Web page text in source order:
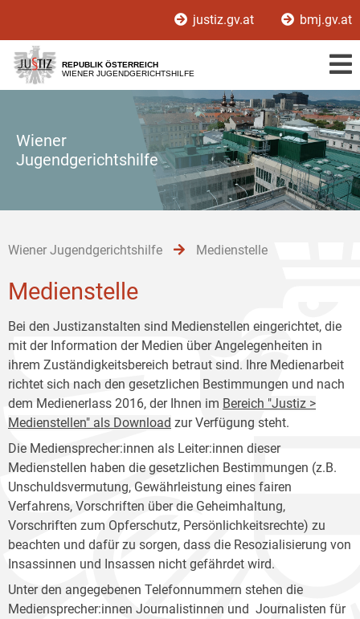
[1]
[2]
[3]
justiz.gv.at bmj.gv.at
REPUBLIK ÖSTERREICH
WIENER JUGENDGERICHTSHILFE
Wiener
Jugendgerichtshilfe
Wiener Jugendgerichtshilfe Medienstelle
Medienstelle
Bei den Justizanstalten sind Medienstellen eingerichtet, die
mit der Information der Medien über Angelegenheiten in
ihrem Zuständigkeitsbereich betraut sind. Ihre Medienarbeit
richtet sich nach den gesetzlichen Bestimmungen und nach
dem Medienerlass 2016, der Ihnen im Bereich "Justiz >
Medienstellen" als Download zur Verfügung steht.
Die Mediensprecher:innen als Leiter:innen dieser
Medienstellen haben die gesetzlichen Bestimmungen (z.B.
Unschuldsvermutung, Gewährleistung eines fairen
Verfahrens, Vorschriften über die Geheimhaltung,
Vorschriften zum Opferschutz, Persönlichkeitsrechte) zu
beachten und dafür zu sorgen, dass die Resozialisierung von
Insassinnen und Insassen nicht gefährdet wird.
Unter den angegebenen Telefonnummern stehen die
Mediensprecher:innen Journalistinnen und Journalisten für